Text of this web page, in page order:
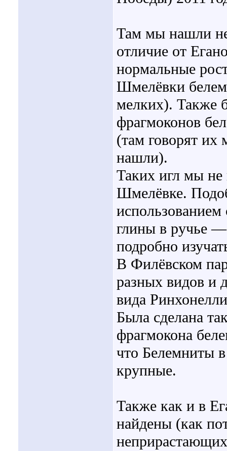
Там мы нашли
отличие от
нормальные
Шмелёвки
мелких). Также
фрагмоконов
(там говорят
нашли).
Таких игл мы не
Шмелёвке.
глины в ручье —
подробно
В Филёвском
разных видов и
вида
Была сделана
фрагмокона
что Белемниты
крупные.
Также как и в
найдены (как